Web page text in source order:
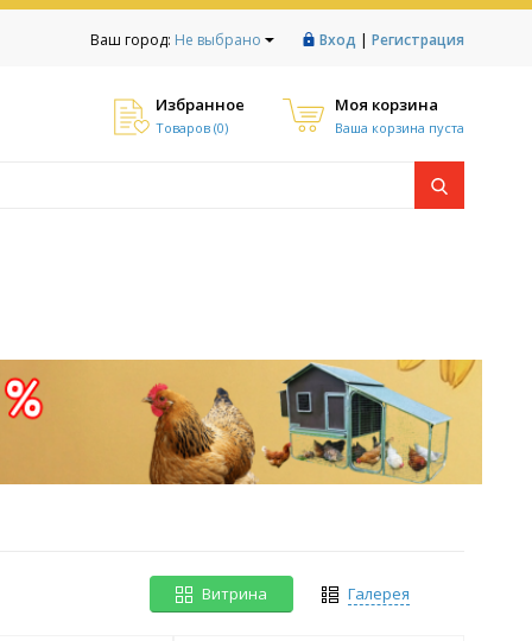
Ваш город: Не выбрано Вход | Регистрация
Избранное
Товаров (0)
Моя корзина
Ваша корзина пуста
Галерея
Витрина